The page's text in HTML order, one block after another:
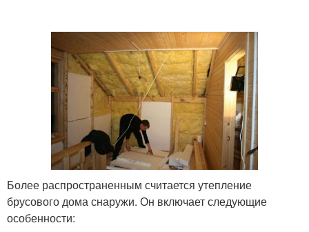
Более распространенным считается утепление
брусового дома снаружи. Он включает следующие
особенности: